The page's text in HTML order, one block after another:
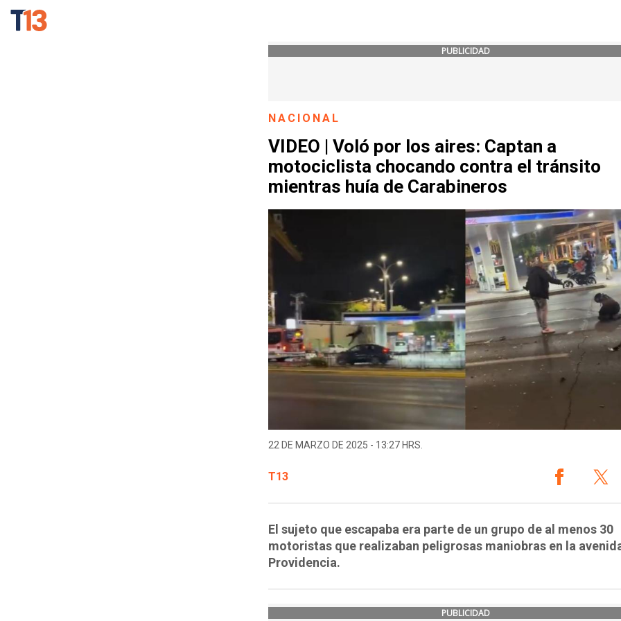
PUBLICIDAD
NACIONAL
VIDEO | Voló por los aires: Captan a
motociclista chocando contra el tránsito
mientras huía de Carabineros
22 DE MARZO DE 2025 - 13:27 HRS.
T13
El sujeto que escapaba era parte de un grupo de al menos 30
motoristas que realizaban peligrosas maniobras en la
Providencia.
PUBLICIDAD